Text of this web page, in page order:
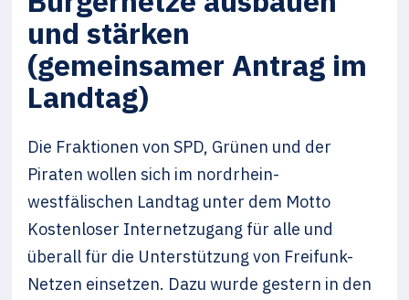
und stärken
(gemeinsamer Antrag im
Landtag)
Die Fraktionen von SPD, Grünen und der
Piraten wollen sich im nordrhein-
westfälischen Landtag unter dem Motto
Kostenloser Internetzugang für alle und
überall für die Unterstützung von Freifunk-
Netzen einsetzen. Dazu wurde gestern in den